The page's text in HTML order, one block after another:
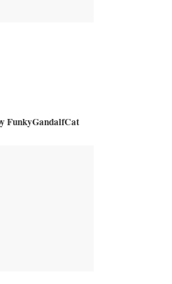
FunkyGandalfCat